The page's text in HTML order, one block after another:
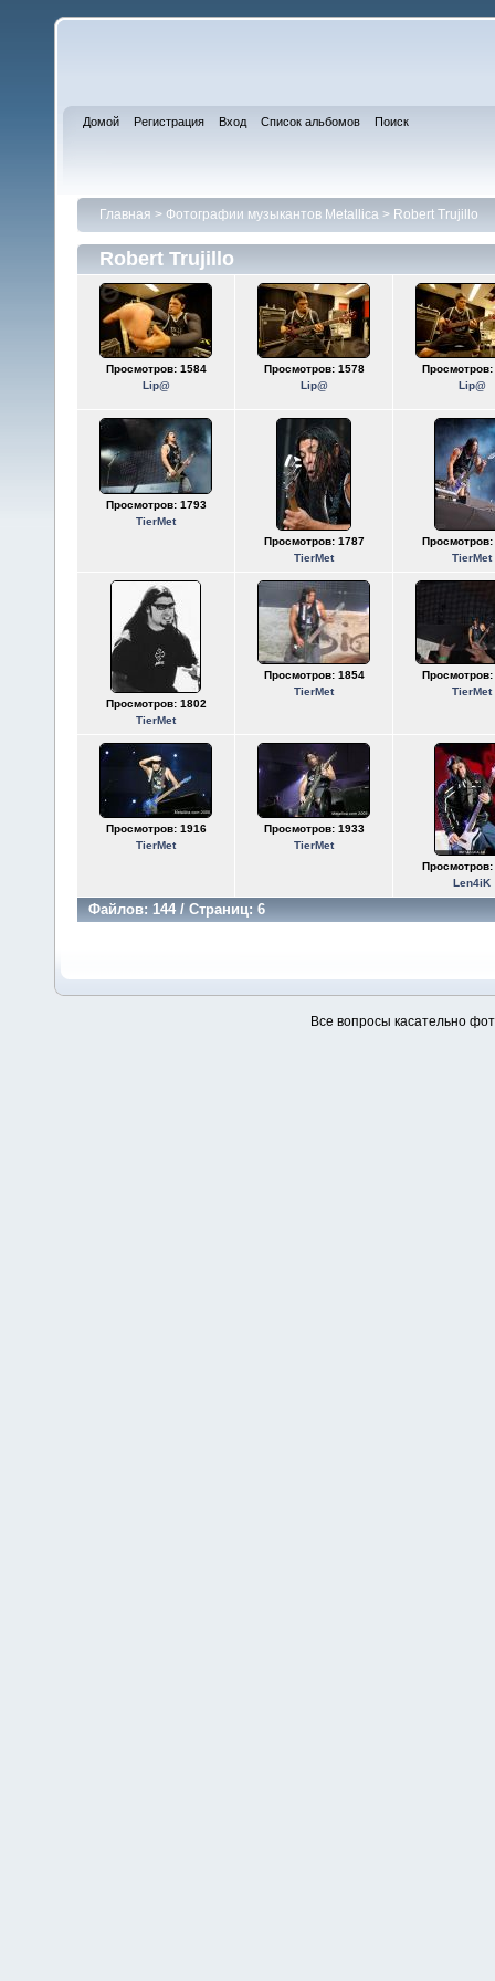
Домой Регистрация Вход Список альбомов Поиск
Главная > Фотографии музыкантов Metallica > Robert Trujillo
Robert Trujillo
Просмотров: 1584
Lip@
Просмотров: 1578
Lip@
Просмотров:
Lip@
Просмотров: 1793
TierMet
Просмотров: 1787
TierMet
Просмотров:
TierMet
Просмотров: 1802
TierMet
Просмотров: 1854
TierMet
Просмотров:
TierMet
Просмотров: 1916
TierMet
Просмотров: 1933
TierMet
Просмотров:
Len4iK
Файлов: 144 / Страниц: 6
Все вопросы касательно